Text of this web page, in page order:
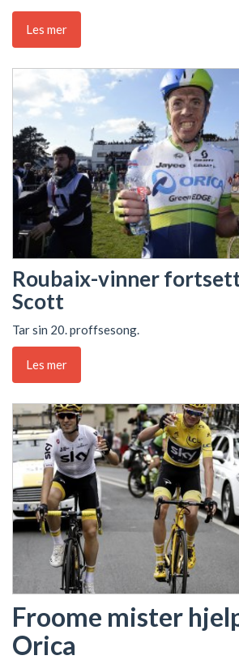
Les mer
Roubaix-vinner
Scott
Tar sin 20. proffsesong.
Les mer
Froome mister
Orica